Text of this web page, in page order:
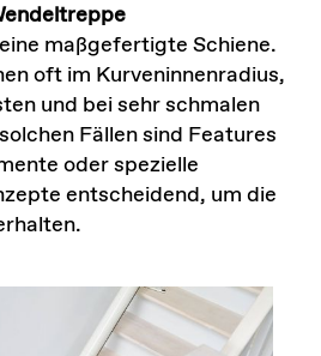
maßgefertigte Schiene.
oft im Kurveninnenradius,
und bei sehr schmalen
Fällen sind Features
oder spezielle
entscheidend, um die